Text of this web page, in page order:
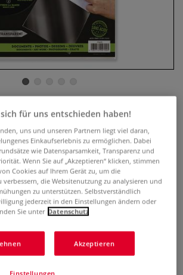
Schutzhüllen
1 Bewertung
Schutzhüllen sind ideal für Schutz
Zeichnungen, Illustrationen, Drucke,
usw. Erhältlich in verschiedenen
12 Stück.
Mehr
ab3,45 €
inklusive 19% bzw. 7% MwSt,
für uns entschieden haben!
uns und unseren Partnern liegt viel daran,
Einkaufserlebnis zu ermöglichen. Dabei
wie Datensparsamkeit, Transparenz und
Wenn Sie auf „Akzeptieren“ klicken, stimmen
Cookies auf Ihrem Gerät zu, um die
verbessern, die Websitenutzung zu analysieren und
zu unterstützen. Selbstverständlich
jederzeit in den Einstellungen ändern oder
Sie unter Datenschutz
Akzeptieren